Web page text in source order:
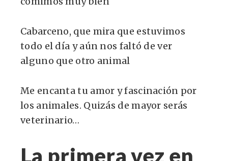
Cabarceno, que mira que estuvimos
todo el día y aún nos faltó de ver
alguno que otro animal
Me encanta tu amor y fascinación por
los animales. Quizás de mayor serás
veterinario…
La primera vez en